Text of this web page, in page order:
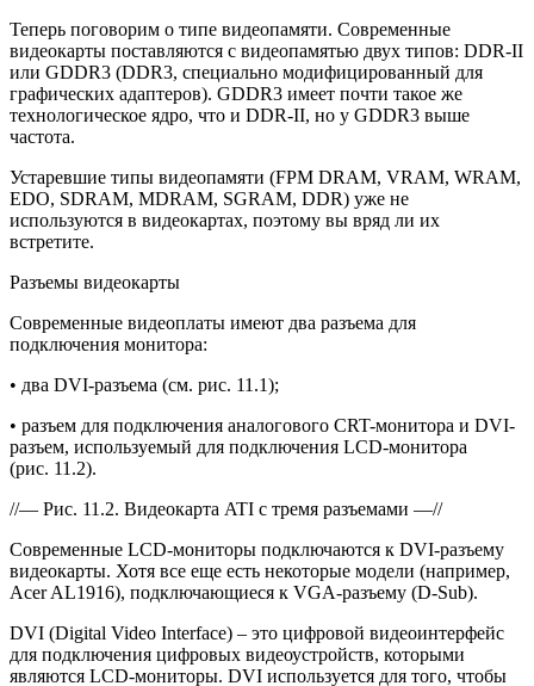
Теперь поговорим о типе видеопамяти. Современные
видеокарты поставляются с видеопамятью двух типов: DDR-II
или GDDR3 (DDR3, специально модифицированный для
графических адаптеров). GDDR3 имеет почти такое же
технологическое ядро, что и DDR-II, но у GDDR3 выше
частота.
Устаревшие типы видеопамяти (FPM DRAM, VRAM, WRAM,
EDO, SDRAM, MDRAM, SGRAM, DDR) уже не
используются в видеокартах, поэтому вы вряд ли их
встретите.
Разъемы видеокарты
Современные видеоплаты имеют два разъема для
подключения монитора:
• два DVI-разъема (см. рис. 11.1);
• разъем для подключения аналогового CRT-монитора и DVI-
разъем, используемый для подключения LCD-монитора
(рис. 11.2).
//— Рис. 11.2. Видеокарта ATI с тремя разъемами —//
Современные LCD-мониторы подключаются к DVI-разъему
видеокарты. Хотя все еще есть некоторые модели (например,
Acer AL1916), подключающиеся к VGA-разъему (D-Sub).
DVI (Digital Video Interface) – это цифровой видеоинтерфейс
для подключения цифровых видеоустройств, которыми
являются LCD-мониторы. DVI используется для того, чтобы